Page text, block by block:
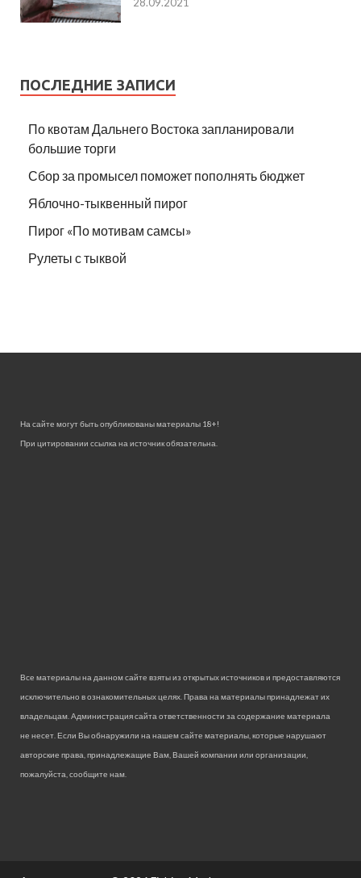
28.09.2021
ПОСЛЕДНИЕ ЗАПИСИ
По квотам Дальнего Востока запланировали
большие торги
Сбор за промысел поможет пополнять бюджет
Яблочно-тыквенный пирог
Пирог «По мотивам самсы»
Рулеты с тыквой
На сайте могут быть опубликованы материалы 18+!
При цитировании ссылка на источник обязательна.
Все материалы на данном сайте взяты из открытых источников и предоставляются
исключительно в ознакомительных целях. Права на материалы принадлежат их
владельцам. Администрация сайта ответственности за содержание материала
не несет. Если Вы обнаружили на нашем сайте материалы, которые нарушают
авторские права, принадлежащие Вам, Вашей компании или организации,
пожалуйста, сообщите нам.